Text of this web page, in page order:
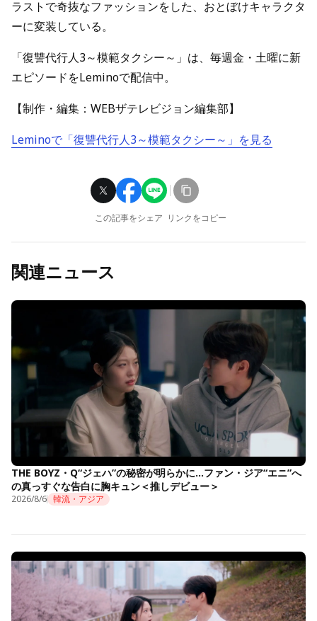
ラストで奇抜なファッションをした、おとぼけキャラクタ
ーに変装している。
「復讐代行人3～模範タクシー～」は、毎週金・土曜に新
エピソードをLeminoで配信中。
【制作・編集：WEBザテレビジョン編集部】
Leminoで「復讐代行人3～模範タクシー～」を見る
この記事をシェア リンクをコピー
関連ニュース
THE BOYZ・Q“ジェハ”の秘密が明らかに…ファン・ジア“エニ”へ
の真っすぐな告白に胸キュン＜推しデビュー＞
2026/8/6 韓流・アジア